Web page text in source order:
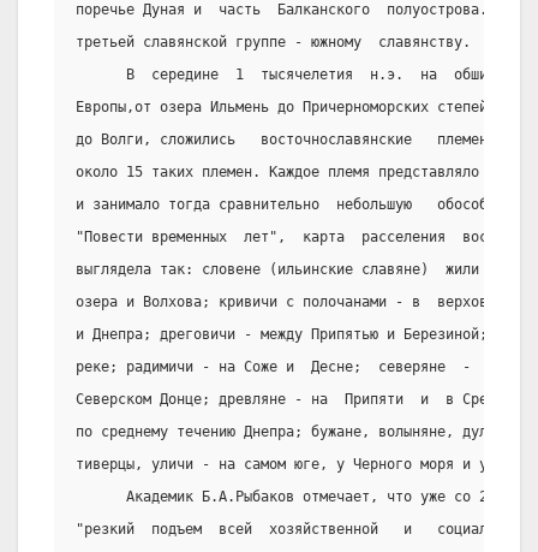
поречье Дуная и  часть  Балканского  полуострова. Этим
третьей славянской группе - южному  славянству.
В  середине  1  тысячелетия  н.э.  на  обширной
Европы,от озера Ильмень до Причерноморских степей  и
до Волги, сложились   восточнославянские   племена.
около 15 таких племен. Каждое племя представляло
и занимало тогда сравнительно  небольшую
"Повести временных  лет",  карта  расселения
выглядела так: словене (ильинские славяне)  жили   на
озера и Волхова; кривичи с полочанами - в  верховьях
и Днепра; дреговичи - между Припятью и Березиной;
реке; радимичи - на Соже и  Десне;  северяне  -  на
Северском Донце; древляне - на  Припяти  и  в Среднем
по среднему течению Днепра; бужане, волыняне,
тиверцы, уличи - на самом юге, у Черного моря и у
Академик Б.А.Рыбаков отмечает, что уже со 2  в.
"резкий  подъем  всей  хозяйственной   и